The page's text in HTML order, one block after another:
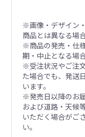
※画像・デザイン
商品とは異なる場
※商品の発売・仕
期・中止となる場
※受注状況やご注
た場合でも、発送
います。
※発売日以降のお
および道路・天候
いただく場合がご
い。